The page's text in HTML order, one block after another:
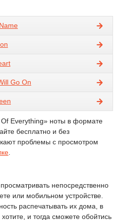
Go On
Everything» ноты в формате
бесплатно и без
проблемы с просмотром
непосредственно
или мобильном устройстве.
распечатывать их дома, в
и тогда сможете обойтись